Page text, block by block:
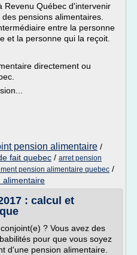
Revenu Québec d'intervenir
pensions alimentaires.
entre la personne
et la personne qui la reçoit.
directement ou
pension alimentaire /
fait quebec / arret pension
pension alimentaire quebec /
alimentaire
: calcul et
? Vous avez des
pour que vous soyez
d'une pension alimentaire.